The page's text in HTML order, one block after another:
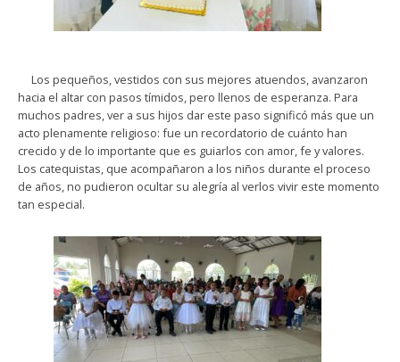
Los pequeños, vestidos con sus mejores atuendos, avanzaron
hacia el altar con pasos tímidos, pero llenos de esperanza. Para
muchos padres, ver a sus hijos dar este paso significó más que un
acto plenamente religioso: fue un recordatorio de cuánto han
crecido y de lo importante que es guiarlos con amor, fe y valores.
Los catequistas, que acompañaron a los niños durante el proceso
de años, no pudieron ocultar su alegría al verlos vivir este momento
tan especial.